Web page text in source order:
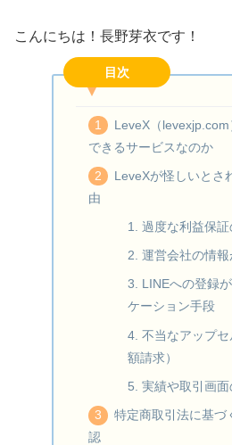
こんにちは！長野芽衣です！
目次
LeveX（
できるサービスなのか
LeveXが怪しいとさ
由
1. 過度な利益保
2. 運営会社の情報
3. LINEへの登録
ケーション手段
4. 不当なアップ
額請求）
5. 実績や取引画
特定商取引法に基づ
認